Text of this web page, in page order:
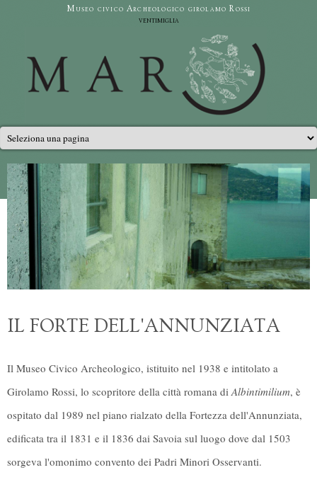
Salta al contenuto principaleMuseo civico Archeologico girolamo Rossi
ventimiglia
Menu principale
IL FORTE DELL'ANNUNZIATA
Il Museo Civico Archeologico, istituito nel 1938 e intitolato a
Girolamo Rossi, lo scopritore della città romana diAlbintimilium, è
ospitato dal 1989 nel piano rialzato della Fortezza dell'Annunziata,
edificata tra il 1831 e il 1836 dai Savoia sul luogo dove dal 1503
sorgeva l'omonimo convento dei Padri Minori Osservanti.